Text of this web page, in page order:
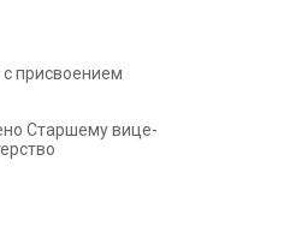
присвоением
Старшему вице-